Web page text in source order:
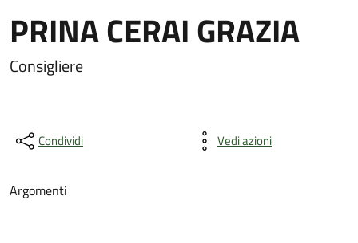
PRINA CERAI GRAZIA
Consigliere
Condividi Vedi azioni
Argomenti